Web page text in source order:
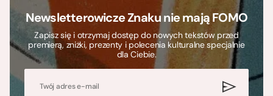
Newsletterowicze Znaku nie mają FOMO
Zapisz się i otrzymaj dostęp do nowych tekstów przed
premierą, zniżki, prezenty i polecenia kulturalne specjalnie
dla Ciebie.